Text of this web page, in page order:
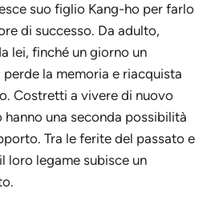
suo figlio Kang-ho per farlo
di successo. Da adulto,
lei, finché un giorno un
la memoria e riacquista
Costretti a vivere di nuovo
hanno una seconda possibilità
Tra le ferite del passato e
loro legame subisce un